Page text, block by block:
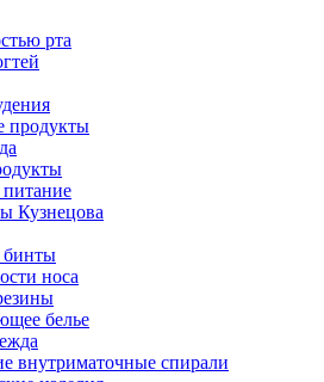
рта
продукты
Кузнецова
бинты
носа
белье
внутриматочные спирали